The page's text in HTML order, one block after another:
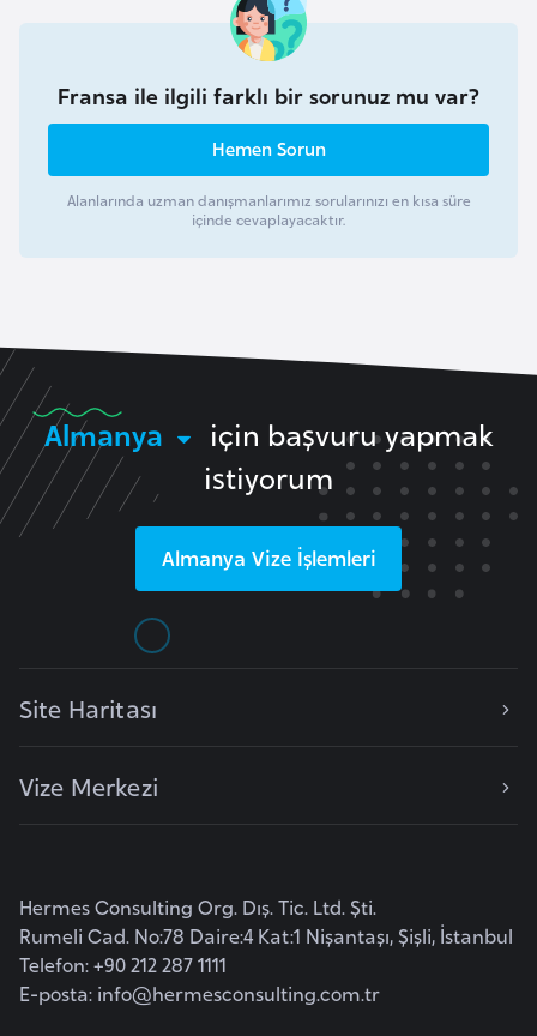
Fransa ile ilgili farklı bir sorunuz mu var?
Hemen Sorun
Alanlarında uzman danışmanlarımız sorularınızı en kısa süre
içinde cevaplayacaktır.
Almanya
için başvuru yapmak
istiyorum
Almanya Vize İşlemleri
Site Haritası
Vize Merkezi
Hermes Consulting Org. Dış. Tic. Ltd. Şti.
Rumeli Cad. No:78 Daire:4 Kat:1 Nişantaşı, Şişli, İstanbul
Telefon: +90 212 287 1111
E-posta: info@hermesconsulting.com.tr
a
u
m
h
u
e
i
r
C